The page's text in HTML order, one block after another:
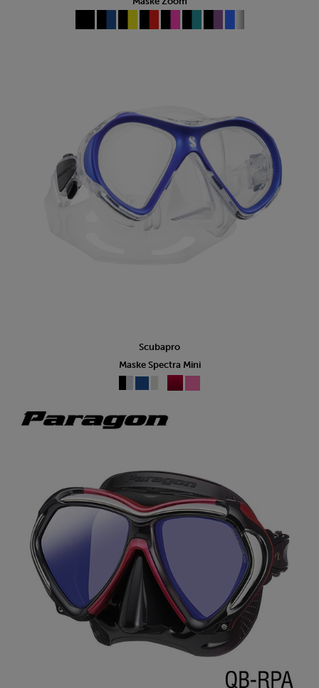
Scubapro
Maske Spectra Mini